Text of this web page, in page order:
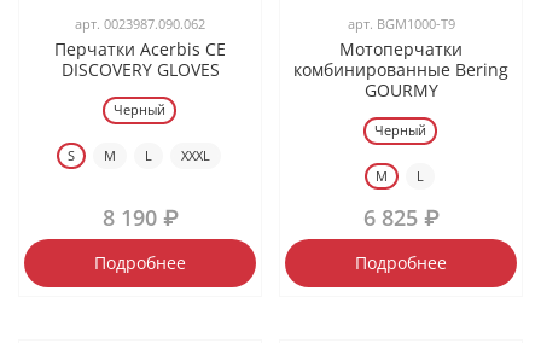
арт. 0023987.090.062
Перчатки Acerbis CE
DISCOVERY GLOVES
Черный
S M L XXXL
8 190 ₽
Подробнее
арт. BGM1000-T9
Мотоперчатки
комбинированные Bering
GOURMY
Черный
M L
6 825 ₽
Подробнее